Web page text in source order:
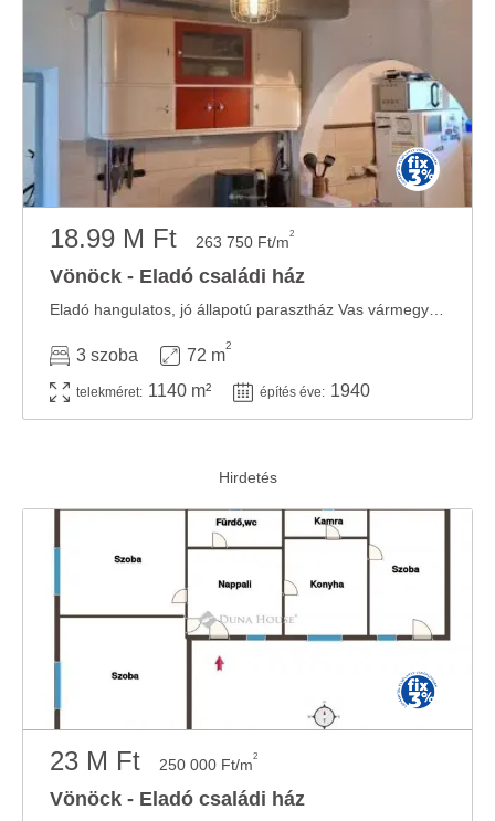
18.99 M Ft 263 750 Ft/m2
Vönöck - Eladó családi ház
3 szoba 72 m
2
telekméret: 1140 m² építés éve: 1940
23 M Ft 250 000 Ft/m2
Vönöck - Eladó családi ház